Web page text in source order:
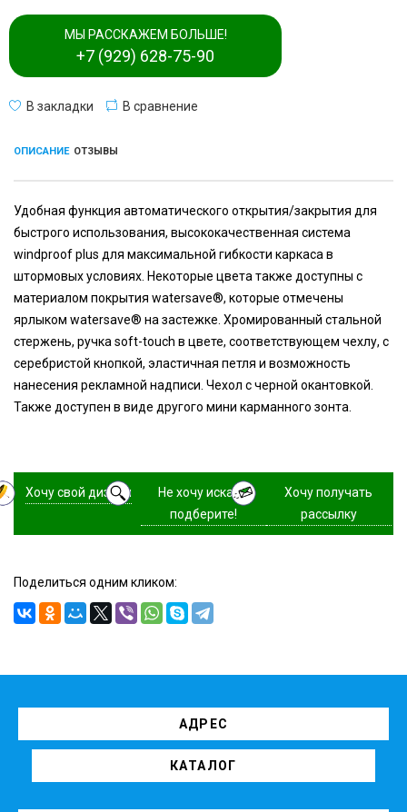
МЫ РАССКАЖЕМ БОЛЬШЕ!
+7 (929) 628-75-90
В закладки В сравнение
ОПИСАНИЕ ОТЗЫВЫ
Удобная функция автоматического открытия/закрытия для
быстрого использования, высококачественная система
windproof plus для максимальной гибкости каркаса в
штормовых условиях. Некоторые цвета также доступны с
материалом покрытия watersave®, которые отмечены
ярлыком watersave® на застежке. Хромированный стальной
стержень, ручка soft-touch в цвете, соответствующем чехлу, с
серебристой кнопкой, эластичная петля и возможность
нанесения рекламной надписи. Чехол с черной окантовкой.
Также доступен в виде другого мини карманного зонта.
Хочу свой дизайн
Не хочу искать,
подберите!
Хочу получать
рассылку
Поделиться одним кликом:
АДРЕС
КАТАЛОГ